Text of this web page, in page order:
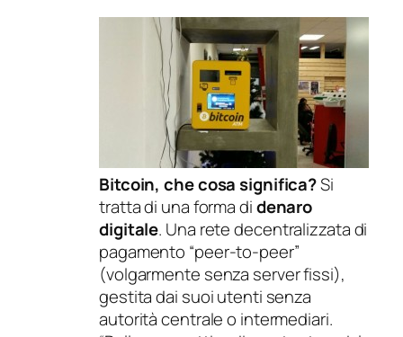
Bitcoin, che cosa significa?Si
tratta di una forma didenaro
digitale. Una rete decentralizzata di
pagamento “peer-to-peer”
(volgarmente senza server fissi),
gestita dai suoi utenti senza
autorità centrale o intermediari.